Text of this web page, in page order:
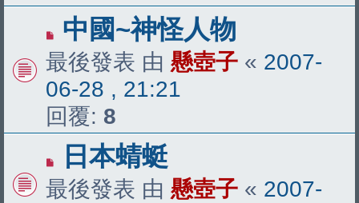
中國~神怪人物
最後發表 由 懸壺子 « 2007-
06-28 , 21:21
回覆: 8
日本蜻蜓
最後發表 由 懸壺子 « 2007-